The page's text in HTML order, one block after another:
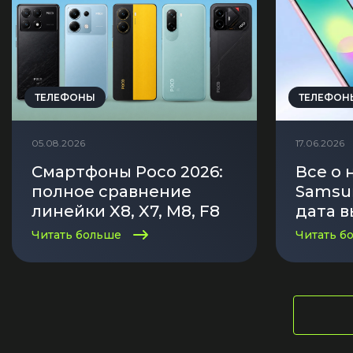
iPhone
iPhone 12
iPhone
iPhone
F Series
M Series
X Series
ТЕЛЕФОНЫ
05.08.2026
Смартфоны Poco 2026:
полное сравнение
линейки X8, X7, M8, F8
— характеристики,
Читать больше
17.06.2026
Все о
дата
Читать